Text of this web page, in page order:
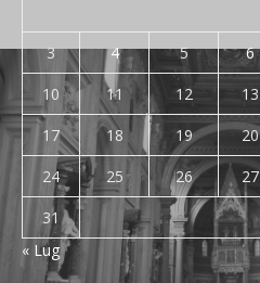
3
4 5 6
10
11 12 13
17
18 19 20
24
25 26 27
31
« Lug